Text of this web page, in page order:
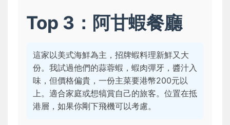
Top 3：阿甘蝦餐廳
這家以美式海鮮為主，招牌蝦料理新鮮又大
份。我試過他們的蒜蓉蝦，蝦肉彈牙，醬汁入
味，但價格偏貴，一份主菜要港幣200元以
上。適合家庭或想犒賞自己的旅客。位置在抵
港層，如果你剛下飛機可以考慮。